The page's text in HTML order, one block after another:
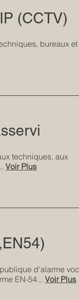
(CCTV)​​​​​​​​​​
bureaux et
techniques, aux
Voir Plus
d'alarme
EN-54... Voir Plus